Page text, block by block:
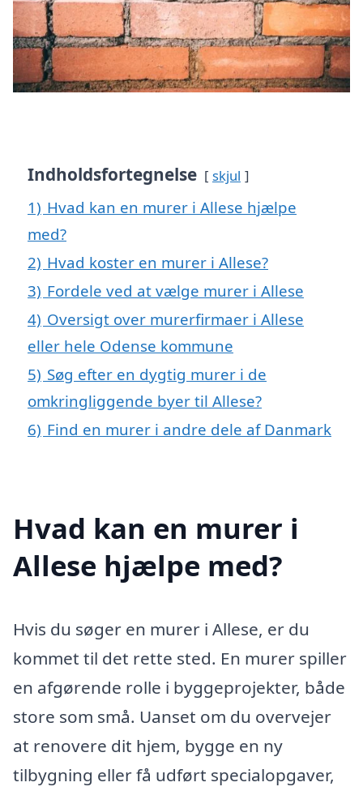
Indholdsfortegnelse skjul
1) Hvad kan en murer i Allese hjælpe
med?
2) Hvad koster en murer i Allese?
3) Fordele ved at vælge murer i Allese
4) Oversigt over murerfirmaer i Allese
eller hele Odense kommune
5) Søg efter en dygtig murer i de
omkringliggende byer til Allese?
6) Find en murer i andre dele af Danmark
Hvad kan en murer i
Allese hjælpe med?
Hvis du søger en murer i Allese, er du
kommet til det rette sted. En murer spiller
en afgørende rolle i byggeprojekter, både
store som små. Uanset om du overvejer
at renovere dit hjem, bygge en ny
tilbygning eller få udført specialopgaver,